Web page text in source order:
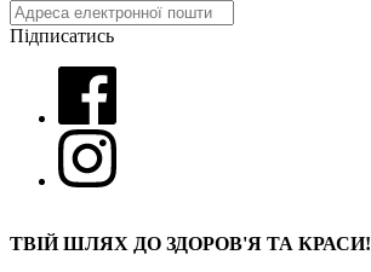
Підписатись
ТВІЙ ШЛЯХ ДО ЗДОРОВ'Я ТА КРАСИ!